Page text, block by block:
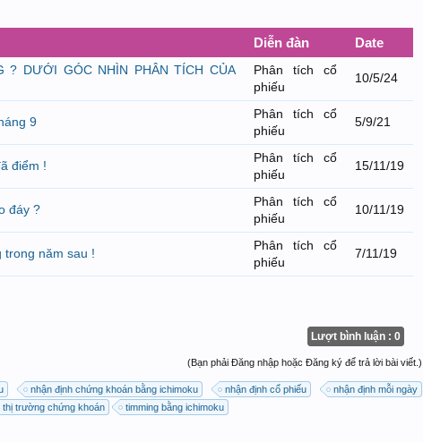
Diễn đàn Date
? DƯỚI GÓC NHÌN PHÂN TÍCH CỦA
Phân tích cổ
phiếu
10/5/24
9
Phân tích cổ
phiếu
5/9/21
điểm !
Phân tích cổ
phiếu
15/11/19
đáy ?
Phân tích cổ
phiếu
10/11/19
trong năm sau !
Phân tích cổ
phiếu
7/11/19
Lượt bình luận : 0
(Bạn phải Đăng nhập hoặc Đăng ký để trả lời bài viết.)
nhận định chứng khoán bằng ichimoku nhận định cổ phiếu
nhận định mỗi ngày
thị trường chứng khoán timming bằng ichimoku